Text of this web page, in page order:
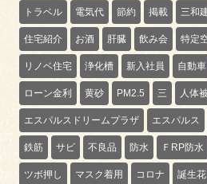
トラベル 電気代 節約 掲載 三和
住宅紹介 お酒 肝臓 飲み会 特定
リノベ住宅 浄化槽 新入社員 自動車
ローン金利 黄砂 PM2.5 三 人体
エスパルスドリームプラザ エスパルス
鉄筋 サビ 不良品 防水 ＦRP防水
ツボ押し マスク着用 コロナ 誕生花